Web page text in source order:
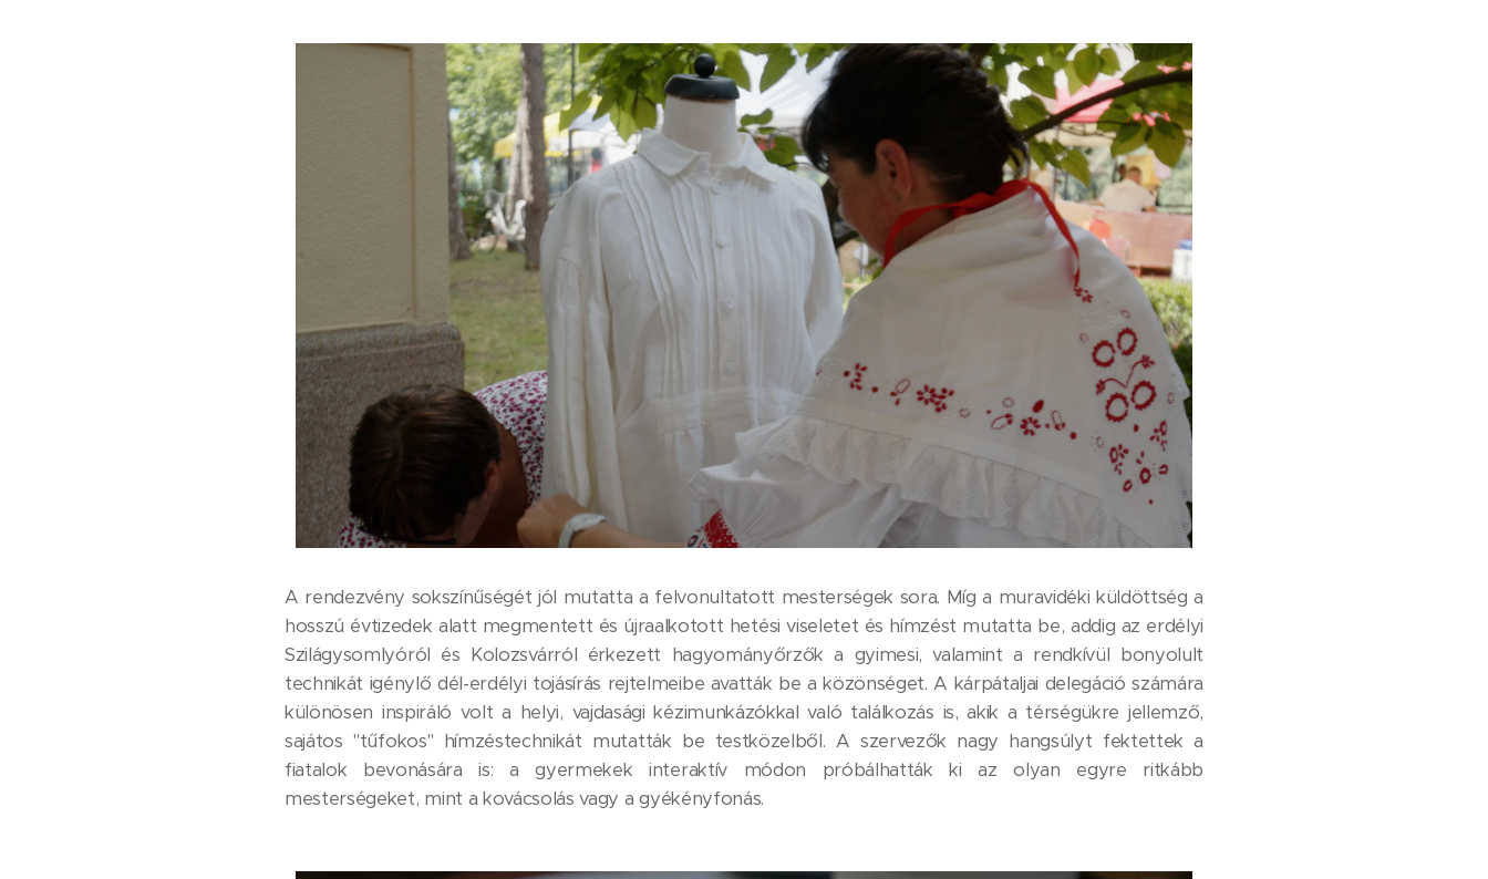
A rendezvény sokszínűségét jól mutatta a felvonultatott mesterségek sora. Míg a muravidéki küldöttség a
hosszú évtizedek alatt megmentett és újraalkotott hetési viseletet és hímzést mutatta be, addig az erdélyi
Szilágysomlyóról és Kolozsvárról érkezett hagyományőrzők a gyimesi, valamint a rendkívül bonyolult
technikát igénylő dél-erdélyi tojásírás rejtelmeibe avatták be a közönséget. A kárpátaljai delegáció számára
különösen inspiráló volt a helyi, vajdasági kézimunkázókkal való találkozás is, akik a térségükre jellemző,
sajátos "tűfokos" hímzéstechnikát mutatták be testközelből. A szervezők nagy hangsúlyt fektettek a
fiatalok bevonására is: a gyermekek interaktív módon próbálhatták ki az olyan egyre ritkább
mesterségeket, mint a kovácsolás vagy a gyékényfonás.